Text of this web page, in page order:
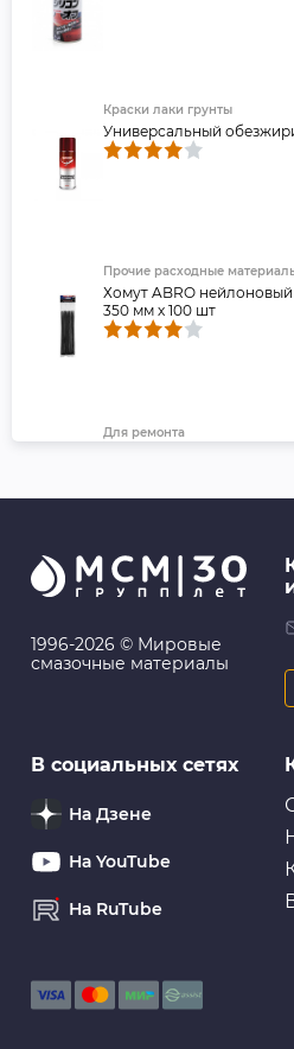
Краски лаки грунты
Универсальный
Прочие расходные
Хомут ABRO
350 мм х 100 шт
Для ремонта
Для ремонта
ABRO: Изолента зелёная
Лента
Для ремонта
1996-2026 © Мировые
смазочные материалы
В социальных сетях
На Дзене
На YouTube
На RuTube